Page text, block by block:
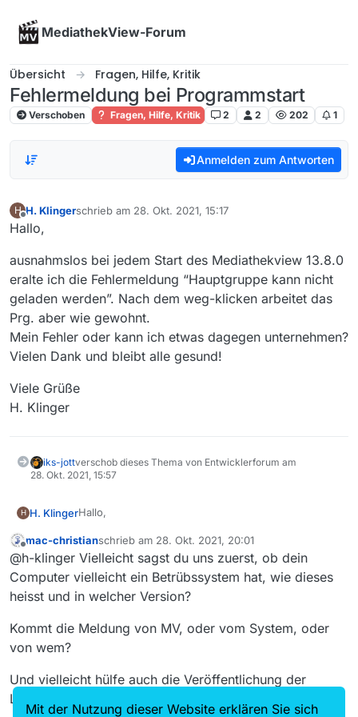
MediathekView-Forum
Übersicht Fragen, Hilfe, Kritik
Fehlermeldung bei Programmstart
Verschoben Fragen, Hilfe, Kritik 2 2 202 1
Anmelden zum Antworten
H
Offline
H. Klingerschrieb am 28. Okt. 2021, 15:17
zuletzt editiert von
Hallo,
ausnahmslos bei jedem Start des Mediathekview 13.8.0
eralte ich die Fehlermeldung “Hauptgruppe kann nicht
geladen werden”. Nach dem weg-klicken arbeitet das
Prg. aber wie gewohnt.
Mein Fehler oder kann ich etwas dagegen unternehmen?
Vielen Dank und bleibt alle gesund!
Viele Grüße
H. Klinger
iks-jottverschob dieses Thema von Entwicklerforum am
28. Okt. 2021, 15:57
H H. KlingerHallo,
ausnahmslos bei jedem Start des Mediathekview
13.8.0 eralte ich die Fehlermeldung “Hauptgruppe
kann nicht geladen werden”. Nach dem weg-klicken
arbeitet das Prg. aber wie gewohnt.
Mein Fehler oder kann ich etwas dagegen
Vielen Dank und bleibt alle gesund!
Viele Grüße
H. Klinger
Offline
mac-christianschrieb am 28. Okt. 2021, 20:01
zuletzt editiert von
@h-klinger Vielleicht sagst du uns zuerst, ob dein
Computer vielleicht ein Betrübssystem hat, wie dieses
heisst und in welcher Version?
Kommt die Meldung von MV, oder vom System, oder
von wem?
Und vielleicht hülfe auch die Veröffentlichung der
Logdatei.
Mit der Nutzung dieser Website erklären Sie sich